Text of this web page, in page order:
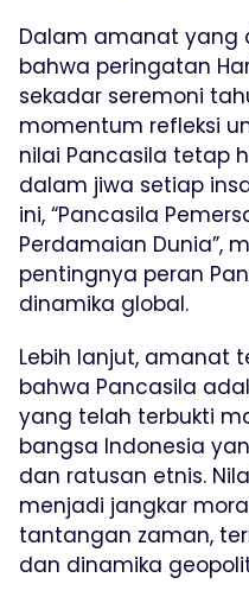
Dalam amanat yang
bahwa peringatan
sekadar seremoni
momentum refleksi
nilai Pancasila tetap
dalam jiwa setiap
ini, “Pancasila
Perdamaian Dunia”,
pentingnya peran
dinamika global.
Lebih lanjut, amanat
bahwa Pancasila
yang telah terbukti
bangsa Indonesia
dan ratusan etnis.
menjadi jangkar
tantangan zaman,
dan dinamika